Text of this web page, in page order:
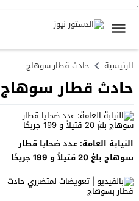
.
الرئيسية حادث قطار سوهاج
حادث قطار سوهاج
النيابة العامة: عدد ضحايا قطار
سوهاج بلغ 20 قتيلاً و 199 جريحًا